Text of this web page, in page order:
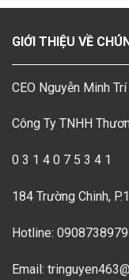
GIỚI THIỆU VỀ
CEO Nguyễn Minh Trí
Công Ty TNHH
0 3 1 4 0 7 5 3 4 1
184 Trường Chinh,
Hotline: 0908738979
Email: